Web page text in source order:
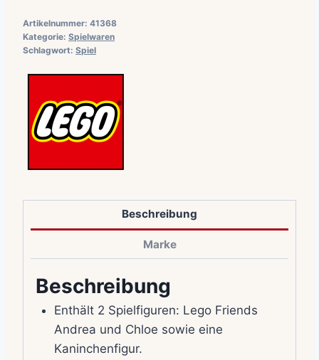
Artikelnummer: 41368
Kategorie: Spielwaren
Schlagwort: Spiel
Beschreibung
Marke
Beschreibung
Enthält 2 Spielfiguren: Lego Friends
Andrea und Chloe sowie eine
Kaninchenfigur.